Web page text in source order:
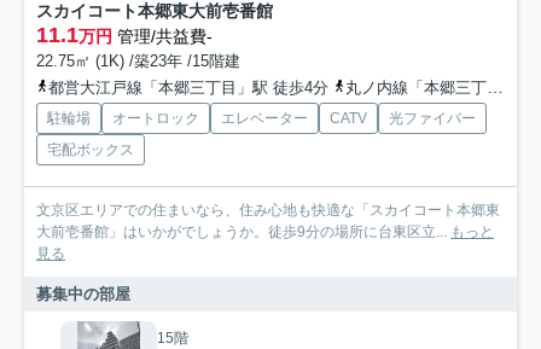
スカイコート本郷東大前壱番館
11.1万円 管理/共益費-
22.75㎡ (1K) /築23年 /15階建
都営大江戸線「本郷三丁目」駅 徒歩4分
丸ノ内線「本郷三丁目」駅 徒歩6分
駐輪場 オートロック エレベーター CATV
光ファイバー
宅配ボックス
文京区エリアでの住まいなら、住み心地も快適な「スカイコート本郷東
大前壱番館」はいかがでしょうか。徒歩9分の場所に台東区立... もっと
見る
募集中の部屋
15階